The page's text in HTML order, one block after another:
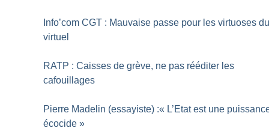
Info’com CGT : Mauvaise passe pour les virtuoses
virtuel
RATP : Caisses de grève, ne pas rééditer les
cafouillages
Pierre Madelin (essayiste) :« L’Etat est une
écocide »